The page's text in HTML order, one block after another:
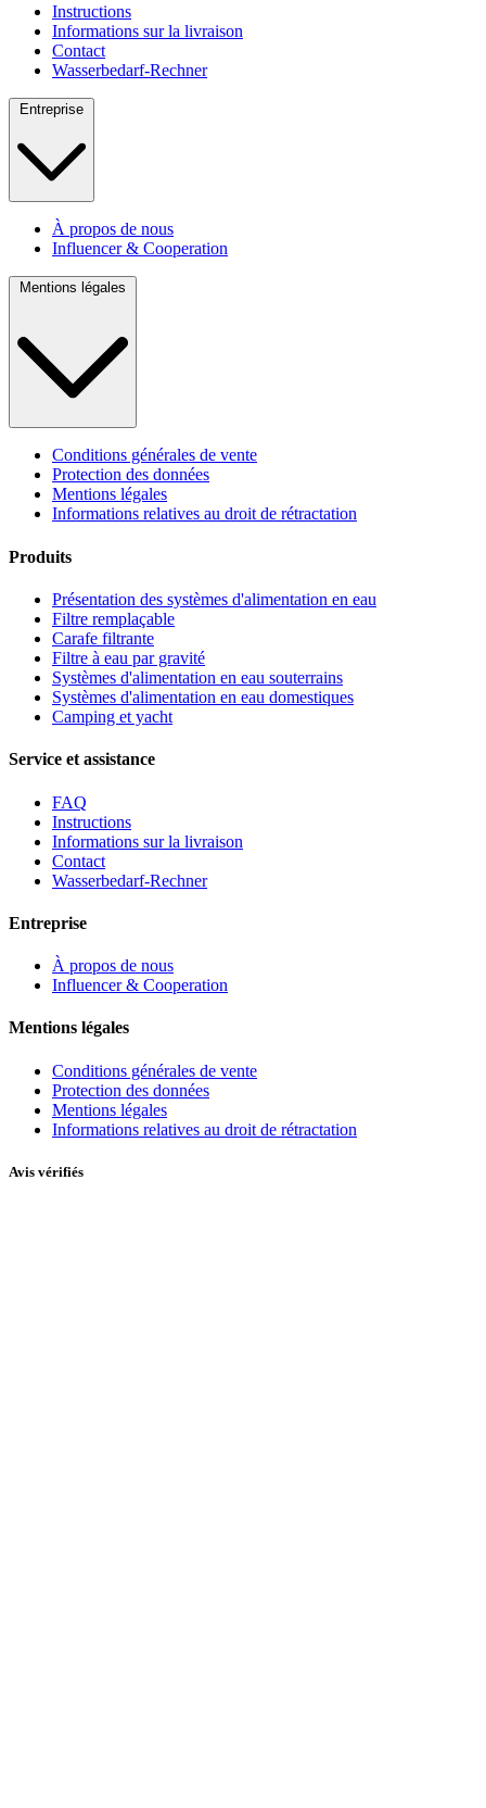
Instructions
Informations sur la livraison
Contact
Wasserbedarf-Rechner
Entreprise
À propos de nous
Influencer & Cooperation
Mentions légales
Conditions générales de vente
Protection des données
Mentions légales
Informations relatives au droit de rétractation
Produits
Présentation des systèmes d'alimentation en eau
Filtre remplaçable
Carafe filtrante
Filtre à eau par gravité
Systèmes d'alimentation en eau souterrains
Systèmes d'alimentation en eau domestiques
Camping et yacht
Service et assistance
FAQ
Instructions
Informations sur la livraison
Contact
Wasserbedarf-Rechner
Entreprise
À propos de nous
Influencer & Cooperation
Mentions légales
Conditions générales de vente
Protection des données
Mentions légales
Informations relatives au droit de rétractation
Avis vérifiés